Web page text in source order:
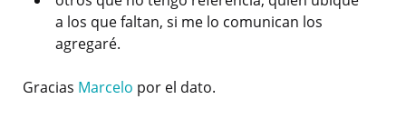
a los que faltan, si me lo comunican los
agregaré.
Gracias Marcelo por el dato.